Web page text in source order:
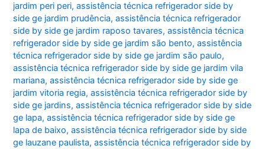
jardim peri peri,assistência técnica refrigerador side by
side ge jardim prudência,assistência técnica refrigerador
side by side ge jardim raposo tavares,assistência técnica
refrigerador side by side ge jardim são bento,assistência
técnica refrigerador side by side ge jardim são paulo,
assistência técnica refrigerador side by side ge jardim vila
mariana,assistência técnica refrigerador side by side ge
jardim vitoria regia,assistência técnica refrigerador side by
side ge jardins,assistência técnica refrigerador side by side
ge lapa,assistência técnica refrigerador side by side ge
lapa de baixo,assistência técnica refrigerador side by side
ge lauzane paulista,assistência técnica refrigerador side by